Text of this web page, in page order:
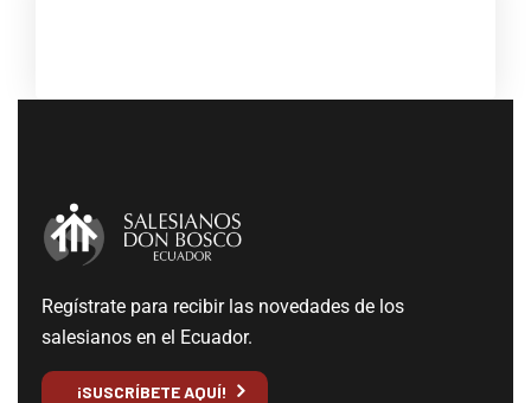
Regístrate para recibir las novedades de los
salesianos en el Ecuador.
¡SUSCRÍBETE AQUÍ!